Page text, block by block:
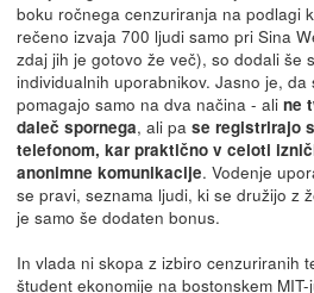
boku ročnega cenzuriranja na podlagi
rečeno izvaja 700 ljudi samo pri Sina
zdaj jih je gotovo že več), so dodali še
individualnih uporabnikov. Jasno je, da
pomagajo samo na dva načina - ali ne
daleč spornega, ali pa se registrirajo
telefonom, kar praktično v celoti
anonimne komunikacije. Vodenje
se pravi, seznama ljudi, ki se družijo z
je samo še dodaten bonus.
In vlada ni skopa z izbiro cenzuriranih
študent ekonomije na bostonskem